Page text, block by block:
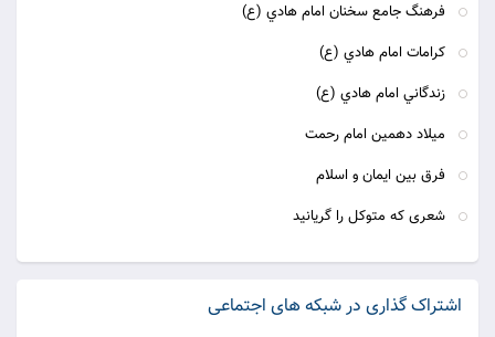
فرهنگ جامع سخنان امام هادي (ع)
كرامات امام هادي (ع)
زندگاني امام هادي (ع)
میلاد دهمین امام رحمت
فرق بین ایمان و اسلام
شعری كه متوكل را گریانید
اشتراک گذاری در شبکه های اجتماعی